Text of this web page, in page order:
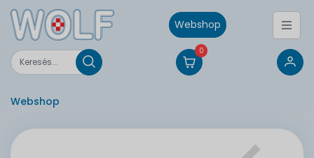
Webshop
0
Webshop